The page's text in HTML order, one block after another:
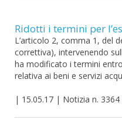
Ridotti i termini per
L’articolo 2, comma 1, del
correttiva), intervenendo
ha modificato i termini
relativa ai beni e servizi
| 15.05.17 | Notizia n. 3364